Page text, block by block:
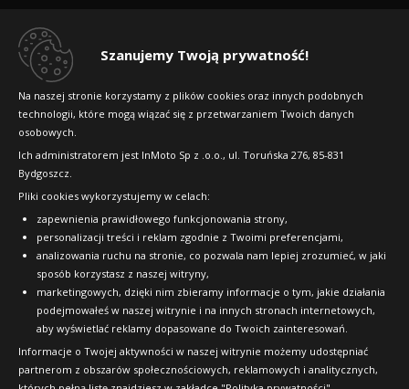
Szanujemy Twoją prywatność!
Na naszej stronie korzystamy z plików cookies oraz innych podobnych
technologii, które mogą wiązać się z przetwarzaniem Twoich danych
osobowych.
Ich administratorem jest InMoto Sp z .o.o., ul. Toruńska 276, 85-831
Bydgoszcz.
Pliki cookies wykorzystujemy w celach:
zapewnienia prawidłowego funkcjonowania strony,
personalizacji treści i reklam zgodnie z Twoimi preferencjami,
analizowania ruchu na stronie, co pozwala nam lepiej zrozumieć, w jaki
sposób korzystasz z naszej witryny,
marketingowych, dzięki nim zbieramy informacje o tym, jakie działania
podejmowałeś w naszej witrynie i na innych stronach internetowych,
aby wyświetlać reklamy dopasowane do Twoich zainteresowań.
Informacje o Twojej aktywności w naszej witrynie możemy udostępniać
partnerom z obszarów społecznościowych, reklamowych i analitycznych,
Dlaczego warto kupić w 24opony.pl
Raty
FAQ
OFICJALNY PARTNER